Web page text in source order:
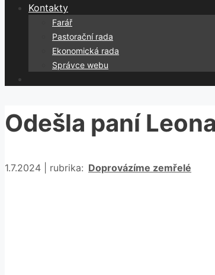
Kontakty
Farář
Pastorační rada
Ekonomická rada
Správce webu
Odešla paní
1.7.2024 rubrika: Rubriky
Doprovázíme zemřelé